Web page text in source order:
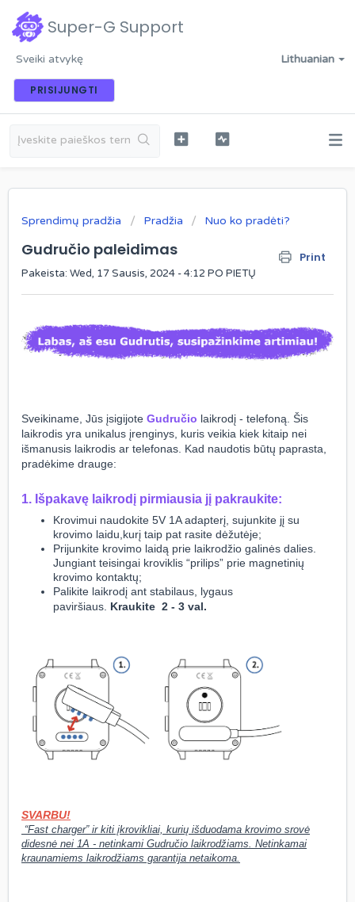
Super-G Support
Lithuanian
Sveiki atvykę
PRISIJUNGTI
Sprendimų pradžia Pradžia Nuo ko pradėti?
Gudručio paleidimas Print
Pakeista: Wed, 17 Sausis, 2024 - 4:12 PO PIETŲ
Sveikiname, Jūs įsigijote Gudručio laikrodį - telefoną. Šis
laikrodis yra unikalus įrenginys, kuris veikia kiek kitaip nei
išmanusis laikrodis ar telefonas. Kad naudotis būtų paprasta,
pradėkime drauge:
1. Išpakavę laikrodį pirmiausia jį pakraukite:
Krovimui naudokite 5V 1A adapterį, sujunkite jį su
krovimo laidu,kurį taip pat rasite dėžutėje;
Prijunkite krovimo laidą prie laikrodžio galinės dalies.
Jungiant teisingai kroviklis “prilips” prie magnetinių
krovimo kontaktų;
Palikite laikrodį ant stabilaus, lygaus
paviršiaus. Kraukite 2 - 3 val.
SVARBU!
“Fast charger” ir kiti įkrovikliai, kurių išduodama krovimo srovė
didesnė nei 1A - netinkami Gudručio laikrodžiams. Netinkamai
kraunamiems laikrodžiams garantija netaikoma.